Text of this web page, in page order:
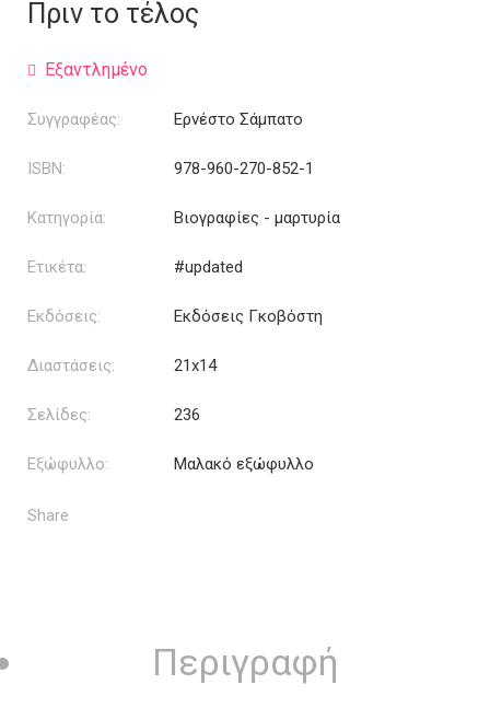
12.27€.
Πριν το τέλος
Εξαντλημένο
Συγγραφέας: Ερνέστο Σάμπατο
ISBN: 978-960-270-852-1
Κατηγορία: Βιογραφίες - μαρτυρία
Ετικέτα: #updated
Εκδόσεις: Εκδόσεις Γκοβόστη
Διαστάσεις: 21x14
Σελίδες: 236
Εξώφυλλο: Μαλακό εξώφυλλο
Share
Περιγραφή